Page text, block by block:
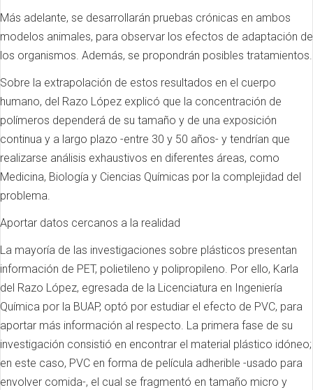
Más adelante, se desarrollarán pruebas crónicas en ambos
modelos animales, para observar los efectos de adaptación de
los organismos. Además, se propondrán posibles tratamientos.
Sobre la extrapolación de estos resultados en el cuerpo
humano, del Razo López explicó que la concentración de
polímeros dependerá de su tamaño y de una exposición
continua y a largo plazo -entre 30 y 50 años- y tendrían que
realizarse análisis exhaustivos en diferentes áreas, como
Medicina, Biología y Ciencias Químicas por la complejidad del
problema.
Aportar datos cercanos a la realidad
La mayoría de las investigaciones sobre plásticos presentan
información de PET, polietileno y polipropileno. Por ello, Karla
del Razo López, egresada de la Licenciatura en Ingeniería
Química por la BUAP, optó por estudiar el efecto de PVC, para
aportar más información al respecto. La primera fase de su
investigación consistió en encontrar el material plástico idóneo;
en este caso, PVC en forma de película adherible -usado para
envolver comida-, el cual se fragmentó en tamaño micro y